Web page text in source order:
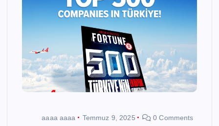
aaaa aaaa Temmuz 9, 2025 0 Comments